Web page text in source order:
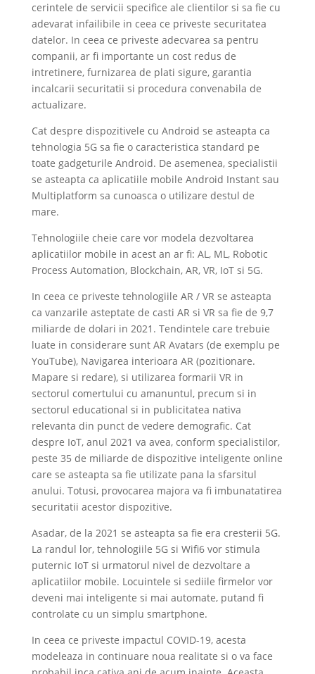
cerintele de servicii specifice ale clientilor si sa fie cu
adevarat infailibile in ceea ce priveste securitatea
datelor. In ceea ce priveste adecvarea sa pentru
companii, ar fi importante un cost redus de
intretinere, furnizarea de plati sigure, garantia
incalcarii securitatii si procedura convenabila de
actualizare.
Cat despre dispozitivele cu Android se asteapta ca
tehnologia 5G sa fie o caracteristica standard pe
toate gadgeturile Android. De asemenea, specialistii
se asteapta ca aplicatiile mobile Android Instant sau
Multiplatform sa cunoasca o utilizare destul de
mare.
Tehnologiile cheie care vor modela dezvoltarea
aplicatiilor mobile in acest an ar fi: AL, ML, Robotic
Process Automation, Blockchain, AR, VR, IoT si 5G.
In ceea ce priveste tehnologiile AR / VR se asteapta
ca vanzarile asteptate de casti AR si VR sa fie de 9,7
miliarde de dolari in 2021. Tendintele care trebuie
luate in considerare sunt AR Avatars (de exemplu pe
YouTube), Navigarea interioara AR (pozitionare.
Mapare si redare), si utilizarea formarii VR in
sectorul comertului cu amanuntul, precum si in
sectorul educational si in publicitatea nativa
relevanta din punct de vedere demografic. Cat
despre IoT, anul 2021 va avea, conform specialistilor,
peste 35 de miliarde de dispozitive inteligente online
care se asteapta sa fie utilizate pana la sfarsitul
anului. Totusi, provocarea majora va fi imbunatatirea
securitatii acestor dispozitive.
Asadar, de la 2021 se asteapta sa fie era cresterii 5G.
La randul lor, tehnologiile 5G si Wifi6 vor stimula
puternic IoT si urmatorul nivel de dezvoltare a
aplicatiilor mobile. Locuintele si sediile firmelor vor
deveni mai inteligente si mai automate, putand fi
controlate cu un simplu smartphone.
In ceea ce priveste impactul COVID-19, acesta
modeleaza in continuare noua realitate si o va face